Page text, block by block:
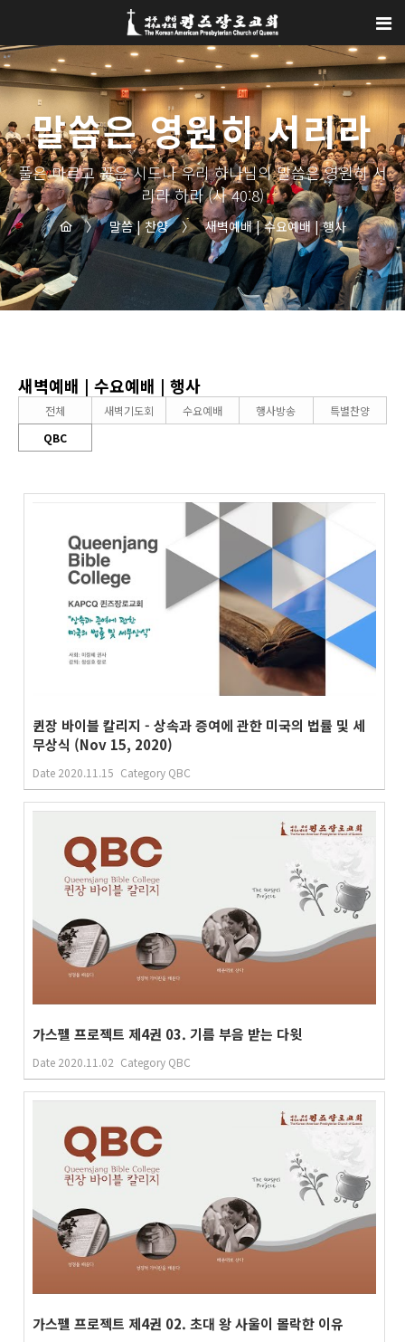
말씀은 영원히 서리라
풀은 마르고 꽃은 시드나 우리 하나님의 말씀은 영원히 서
리라 하라 (사 40:8)
〉 말씀 | 찬양 〉 새벽예배 | 수요예배 | 행사
새벽예배 | 수요예배 | 행사
전체 새벽기도회 수요예배 행사방송
특별찬양
QBC
퀸장 바이블 칼리지 - 상속과 증여에 관한 미국의 법률 및 세
무상식 (Nov 15, 2020)
Date 2020.11.15 Category QBC
가스펠 프로젝트 제4권 03. 기름 부음 받는 다윗
Date 2020.11.02 Category QBC
가스펠 프로젝트 제4권 02. 초대 왕 사울이 몰락한 이유